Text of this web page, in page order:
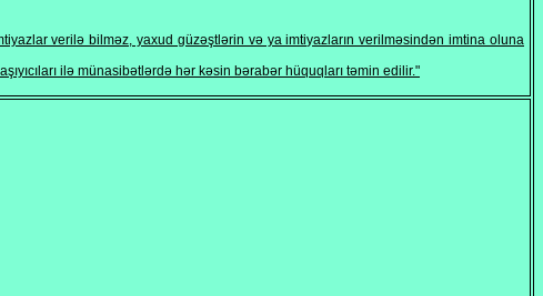
verilə bilməz, yaxud güzəştlərin və ya imtiyazların verilməsindən imtina oluna
ilə münasibətlərdə hər kəsin bərabər hüquqları təmin edilir."